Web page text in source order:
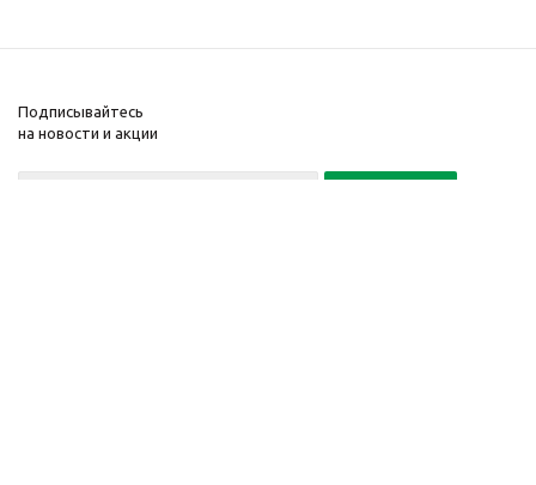
Подписывайтесь
на новости и акции